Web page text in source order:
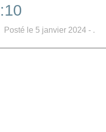
Posté le 5 janvier 2024 - .